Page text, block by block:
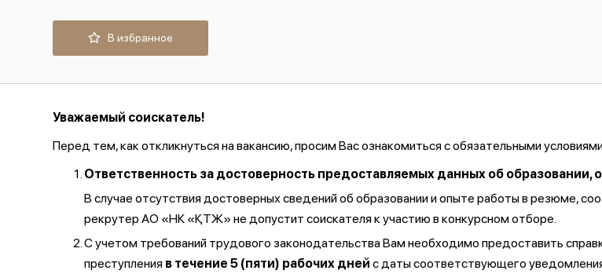
В избранное
Уважаемый соискатель!
Перед тем, как откликнуться на вакансию, просим Вас ознакомиться с обязательными
Ответственность за достоверность предоставляемых данных об образовании,
В случае отсутствия достоверных сведений об образовании и опыте работы в резюме,
рекрутер АО «НК «ҚТЖ» не допустит соискателя к участию в конкурсном отборе.
С учетом требований трудового законодательства Вам необходимо предоставить
преступления в течение 5 (пяти) рабочих дней с даты соответствующего